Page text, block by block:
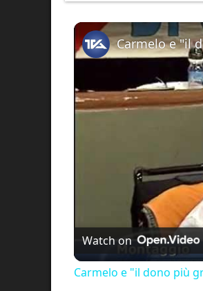
Carmelo e "il
Watch on
Carmelo e "il dono più